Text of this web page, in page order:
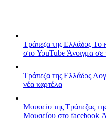
Τράπεζα της Ελλάδος Το
στο YouTube Άνοιγμα σε
Τράπεζα της Ελλάδος
νέα καρτέλα
Μουσείο της Τράπεζας
Μουσείου στο facebook